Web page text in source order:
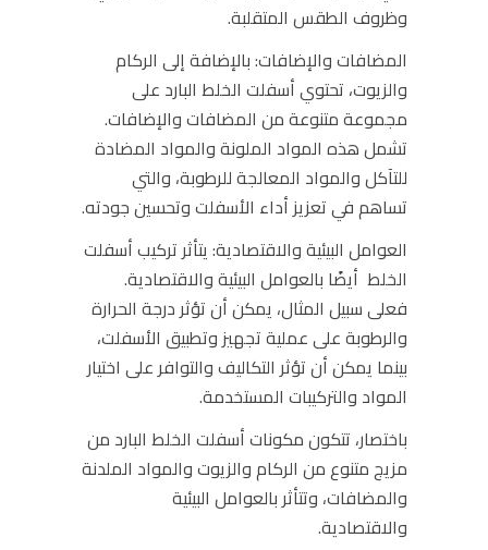
وظروف الطقس المتقلبة.
المضافات والإضافات:بالإضافة إلى الركام
والزيوت، تحتوي أسفلت الخلط البارد على
مجموعة متنوعة من المضافات والإضافات.
تشمل هذه المواد الملونة والمواد المضادة
للتآكل والمواد المعالجة للرطوبة، والتي
تساهم في تعزيز أداء الأسفلت وتحسين جودته.
العوامل البيئية والاقتصادية: يتأثر تركيب أسفلت
الخلط أيضًا بالعوامل البيئية والاقتصادية.
فعلى سبيل المثال، يمكن أن تؤثر درجة الحرارة
والرطوبة على عملية تجهيز وتطبيق الأسفلت،
بينما يمكن أن تؤثر التكاليف والتوافر على اختيار
المواد والتركيبات المستخدمة.
باختصار، تتكون مكونات أسفلت الخلط البارد من
مزيج متنوع من الركام والزيوت والمواد الملدنة
والمضافات، وتتأثر بالعوامل البيئية
والاقتصادية.